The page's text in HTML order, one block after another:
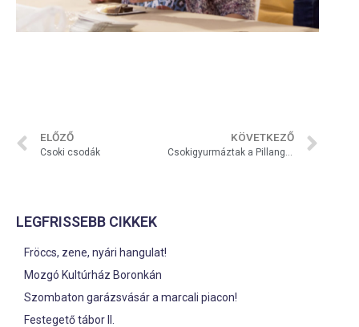
ELŐZŐ
Csoki csodák
KÖVETKEZŐ
Csokigyurmáztak a Pillangócskák
LEGFRISSEBB CIKKEK
Fröccs, zene, nyári hangulat!
Mozgó Kultúrház Boronkán
Szombaton garázsvásár a marcali piacon!
Festegető tábor II.